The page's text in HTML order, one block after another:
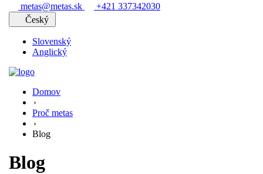
metas@metas.sk
+421 337342030
Český
Slovenský
Anglický
Domov
Proč metas
Blog
Blog